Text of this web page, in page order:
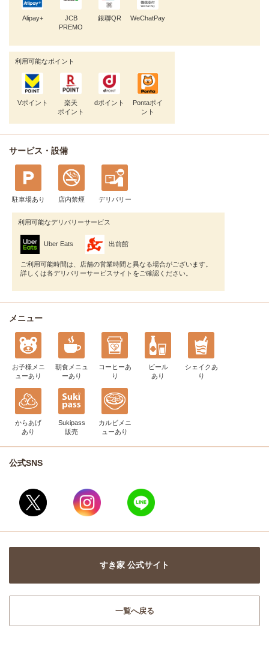
Alipay+
JCB
PREMO
銀聯QR WeChatPay
利用可能なポイント
Vポイント
楽天
ポイント
dポイント
Pontaポイ
ント
サービス・設備
駐車場あり 店内禁煙 デリバリー
利用可能なデリバリーサービス
Uber Eats 出前館
ご利用可能時間は、店舗の営業時間と異なる場合がございます。
詳しくは各デリバリーサービスサイトをご確認ください。
メニュー
お子様メニ
ューあり
朝食メニュ
ーあり
コーヒーあ
り
ビール
あり
シェイク あ
り
からあげ
あり
Sukipass
販売
カルビメニ
ューあり
公式SNS
すき家 公式サイト
一覧へ戻る